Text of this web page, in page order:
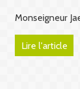
Monseigneur
Lire l'article